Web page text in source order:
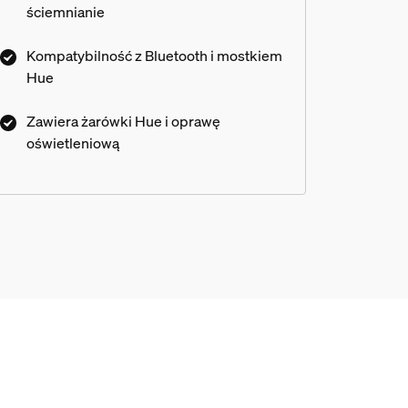
ściemnianie
Kompatybilność z Bluetooth i mostkiem
Hue
Zawiera żarówki Hue i oprawę
oświetleniową